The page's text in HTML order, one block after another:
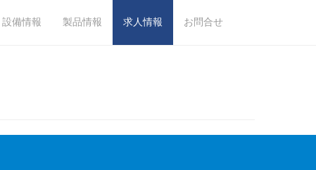
設備情報 製品情報 求人情報 お問合せ